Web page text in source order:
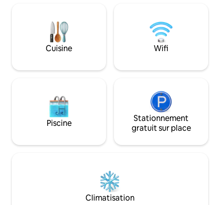
escapade de golf ou un long week-end
entre amis, cette maison de 4 chambres
magnifiquement rénovée a été conçue
pour favoriser les échanges, le confort
tropicale ! ☀ Harry P. Leu Gardens – 4
minutes ☀
minutes ☀
minutes ☀ Walt
Millenia : 16
Cuisine Wifi
Piscine
Stationnement
gratuit sur place
Climatisation